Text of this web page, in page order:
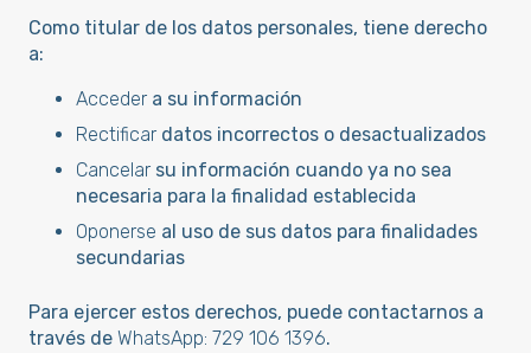
Como titular de los datos personales, tiene derecho
a:
Acceder a su información
Rectificar datos incorrectos o desactualizados
Cancelar su información cuando ya no sea
necesaria para la finalidad establecida
Oponerse al uso de sus datos para finalidades
secundarias
Para ejercer estos derechos, puede contactarnos a
través de WhatsApp: 729 106 1396.